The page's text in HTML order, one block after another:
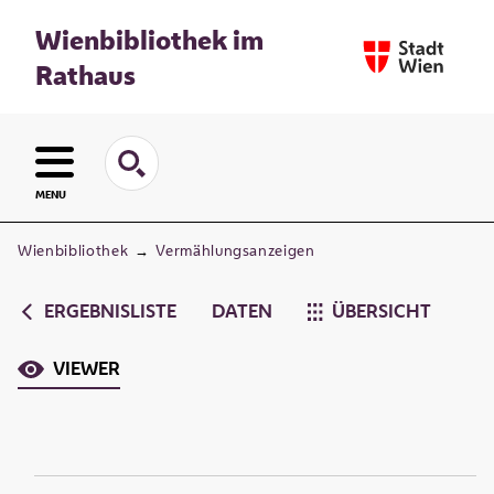
Wienbibliothek im
Rathaus
MENU
Wienbibliothek → Vermählungsanzeigen
ERGEBNISLISTE DATEN ÜBERSICHT
VIEWER